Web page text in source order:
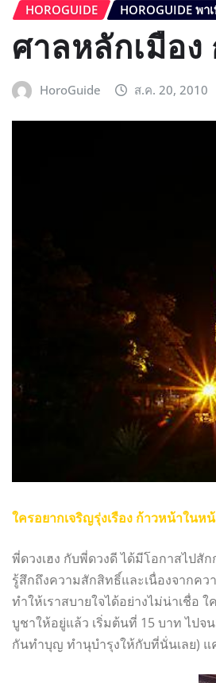
HOROGUIDE HOROGUIDE พา
ศาลหลักเมือง
HoroGuide ส.ค. 20, 2010
ใครอยากเจริญรุ่งเรือง ก้าวหน้าใน
พี่ดวงเฮง กับพี่ดวงดี ได้มีโอกาสไปสัก
รู้สึกถึงความสักสิทธิ์และเนื่องจากค
ทำให้เราสบายใจได้อย่างไม่น่าเชื่อ
บูชาให้อยู่แล้ว เริ่มต้นที่ 15 บาท ไปจ
กันทำบุญ ทำนุบำรุงให้กับที่นั่นเลย) แ